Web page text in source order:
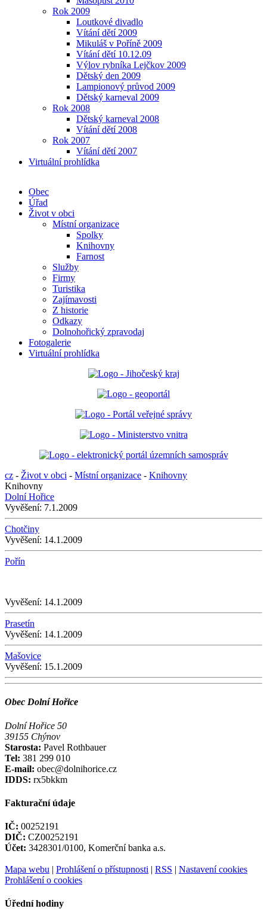
Rok 2009
Loutkové divadlo
Vítání dětí 2009
Mikuláš v Poříně 2009
Vítání dětí 10.12.09
Výlov rybníka Lejčkov 2009
Dětský den 2009
Lampionový průvod 2009
Dětský karneval 2009
Rok 2008
Dětský karneval 2008
Vítání dětí 2008
Rok 2007
Vítání dětí 2007
Virtuální prohlídka
Obec
Úřad
Život v obci
Místní organizace
Spolky
Knihovny
Farnost
Služby
Firmy
Turistika
Zajímavosti
Z historie
Odkazy
Dolnohořický zpravodaj
Fotogalerie
Virtuální prohlídka
cz - Život v obci - Místní organizace - Knihovny
Knihovny
Dolní Hořice
Vyvěšení: 7.1.2009
Chotčiny
Vyvěšení: 14.1.2009
Pořín
Vyvěšení: 14.1.2009
Prasetín
Vyvěšení: 14.1.2009
Mašovice
Vyvěšení: 15.1.2009
Obec Dolní Hořice
Dolní Hořice 50
39155 Chýnov
Starosta: Pavel Rothbauer
Tel: 381 299 010
E-mail: obec@dolnihorice.cz
IDDS: rx5bkkm
Fakturační údaje
IČ: 00252191
DIČ: CZ00252191
Účet: 3428301/0100, Komerční banka a.s.
Mapa webu | Prohlášení o přístupnosti | RSS | Nastavení cookies
Prohlášení o cookies
Úřední hodiny